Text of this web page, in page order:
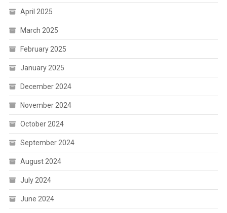
April 2025
March 2025
February 2025
January 2025
December 2024
November 2024
October 2024
September 2024
August 2024
July 2024
June 2024